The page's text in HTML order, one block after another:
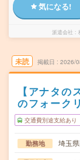
気になる!
派遣会社
未読 掲載日 2026/
【アナタの
のフォーク
交通費別途支給あり
勤務地 埼玉